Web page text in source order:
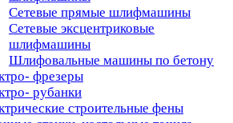
Сетевые прямые шлифмашины
Сетевые эксцентриковые
шлифмашины
Шлифовальные машины по бетону
фрезеры
рубанки
строительные фены